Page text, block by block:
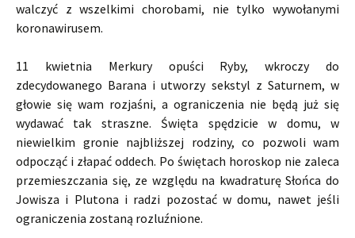
walczyć z wszelkimi chorobami, nie tylko wywołanymi
koronawirusem.
11 kwietnia Merkury opuści Ryby, wkroczy do
zdecydowanego Barana i utworzy sekstyl z Saturnem, w
głowie się wam rozjaśni, a ograniczenia nie będą już się
wydawać tak straszne. Święta spędzicie w domu, w
niewielkim gronie najbliższej rodziny, co pozwoli wam
odpocząć i złapać oddech. Po świętach horoskop nie zaleca
przemieszczania się, ze względu na kwadraturę Słońca do
Jowisza i Plutona i radzi pozostać w domu, nawet jeśli
ograniczenia zostaną rozluźnione.